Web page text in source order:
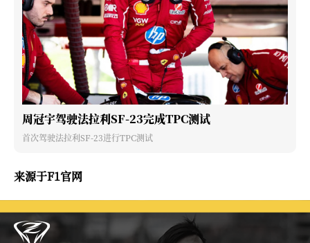
周冠宇驾驶法拉利SF-23完成TPC测试
首次驾驶法拉利SF-23进行TPC测试
来源于F1官网